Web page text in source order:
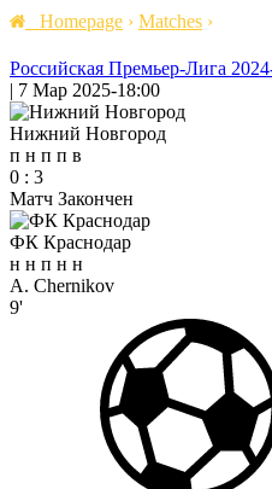
Homepage › Matches ›
Российская Премьер-Лига
| 7 Мар 2025-18:00
Нижний Новгород
п н п п в
0 : 3
Матч Закончен
ФК Краснодар
н н п н н
A. Chernikov
9'